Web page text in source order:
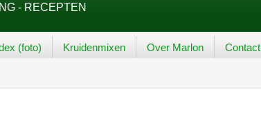
- RECEPTEN
(foto) Kruidenmixen Over Marlon Contact